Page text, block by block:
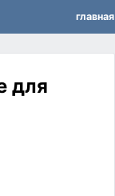
главная
для